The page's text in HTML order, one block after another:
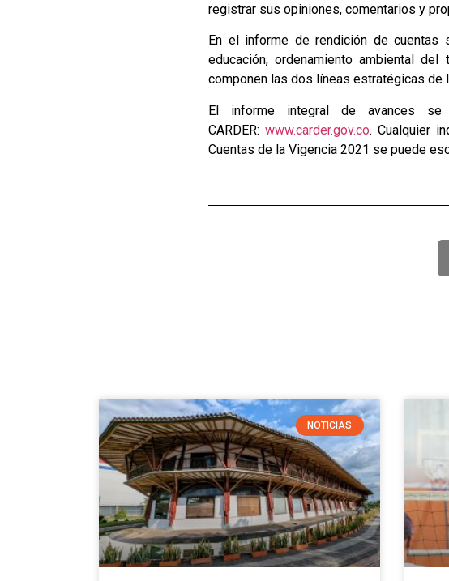
registrar sus opiniones, comentarios y
En el informe de rendición de cuentas
educación, ordenamiento ambiental
componen las dos líneas estratégicas de
El informe integral de avances
CARDER:www.carder.gov.co. Cualquier
Cuentas de la Vigencia 2021 se puede
NOTICIAS